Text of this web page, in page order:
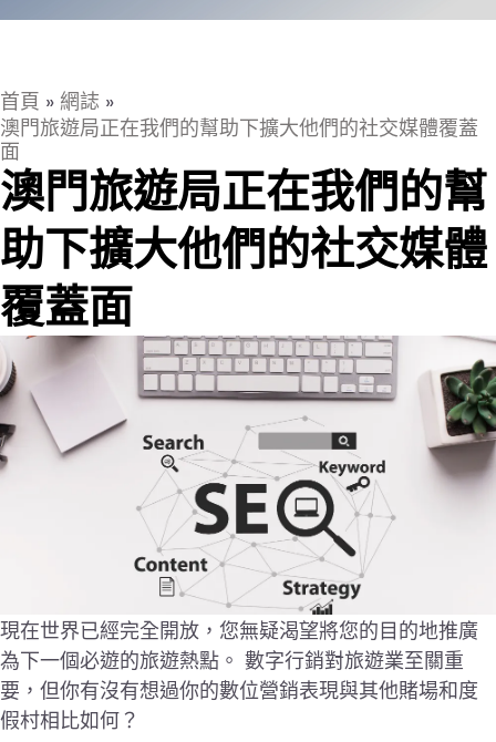
首頁 » 網誌 »
澳門旅遊局正在我們的幫助下擴大他們的社交媒體覆蓋
面
澳門旅遊局正在我們的幫
助下擴大他們的社交媒體
覆蓋面
現在世界已經完全開放，您無疑渴望將您的目的地推廣
為下一個必遊的旅遊熱點。 數字行銷對旅遊業至關重
要，但你有沒有想過你的數位營銷表現與其他賭場和度
假村相比如何？